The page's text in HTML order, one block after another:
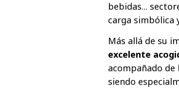
bebidas...
carga simbólica y
Más allá de su
excelente
acompañado de
siendo